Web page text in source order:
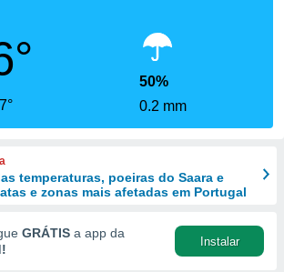
50%
0.2 mm
temperaturas, poeiras do Saara e
e zonas mais afetadas em Portugal
GRÁTIS a app da
Instalar